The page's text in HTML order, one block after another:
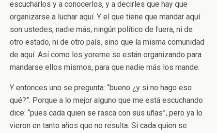
escucharlos y a conocerlos, y a decirles que hay que
organizarse a luchar aquí. Y el que tiene que mandar aquí
son ustedes, nadie más, ningún político de fuera, ni de
otro estado, ni de otro país, sino que la misma comunidad
de aquí. Así como los yoreme se están organizando para
mandarse ellos mismos, para que nadie más los mande.
Y entonces uno se pregunta: “bueno ¿y si no hago eso
qué?”. Porque a lo mejor alguno que me está escuchando
dice: “pues cada quien se rasca con sus uñas”, pero ya lo
vieron en tanto años que no resulta. Si cada quien se